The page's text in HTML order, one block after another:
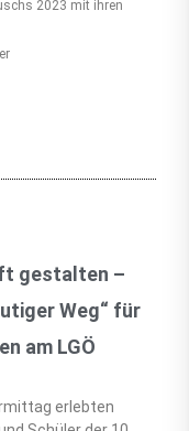
2023 mit ihren
gestalten –
Weg“ für
am LGÖ
erlebten